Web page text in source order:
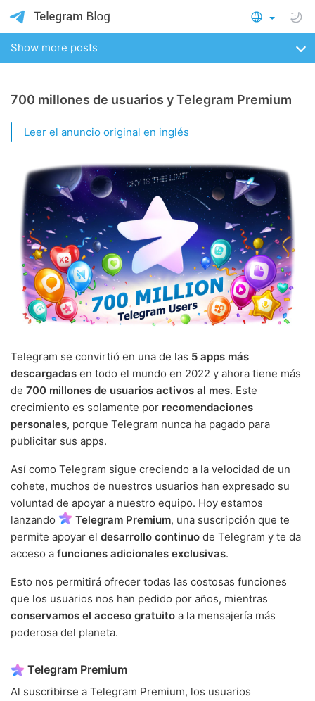
Show more posts
700 millones de usuarios y Telegram Premium
Leer el anuncio original en inglés
Telegram se convirtió en una de las 5 apps más
descargadas en todo el mundo en 2022 y ahora tiene más
de 700 millones de usuarios activos al mes. Este
crecimiento es solamente por recomendaciones
personales, porque Telegram nunca ha pagado para
publicitar sus apps.
Así como Telegram sigue creciendo a la velocidad de un
cohete, muchos de nuestros usuarios han expresado su
voluntad de apoyar a nuestro equipo. Hoy estamos
lanzando
Telegram Premium, una suscripción que te
permite apoyar el desarrollo continuo de Telegram y te da
acceso a funciones adicionales exclusivas.
Esto nos permitirá ofrecer todas las costosas funciones
que los usuarios nos han pedido por años, mientras
conservamos el acceso gratuito a la mensajería más
poderosa del planeta.
Telegram Premium
Al suscribirse a Telegram Premium, los usuarios